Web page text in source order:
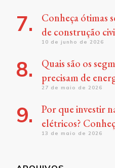
Conheça ótimas
de construção
10 de junho de 2026
Quais são os
precisam de
27 de maio de 2026
Por que investir
elétricos?
13 de maio de 2026